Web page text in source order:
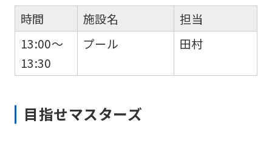
時間
13:00～
13:30
施設名
プール
担当
田村
目指せマスターズ